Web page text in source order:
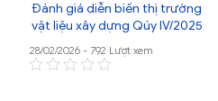
Đánh giá diễn biến thị trường
vật liệu xây dựng Qúy IV/2025
28/02/2026 - 792 Lượt xem